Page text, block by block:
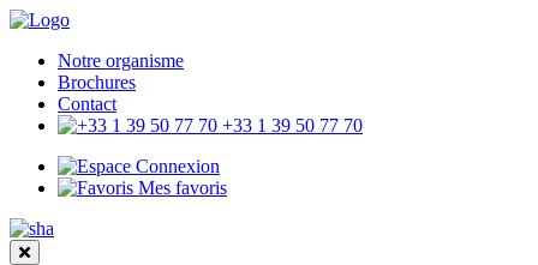
Notre organisme
Brochures
Contact
+33 1 39 50 77 70
Connexion
Mes favoris